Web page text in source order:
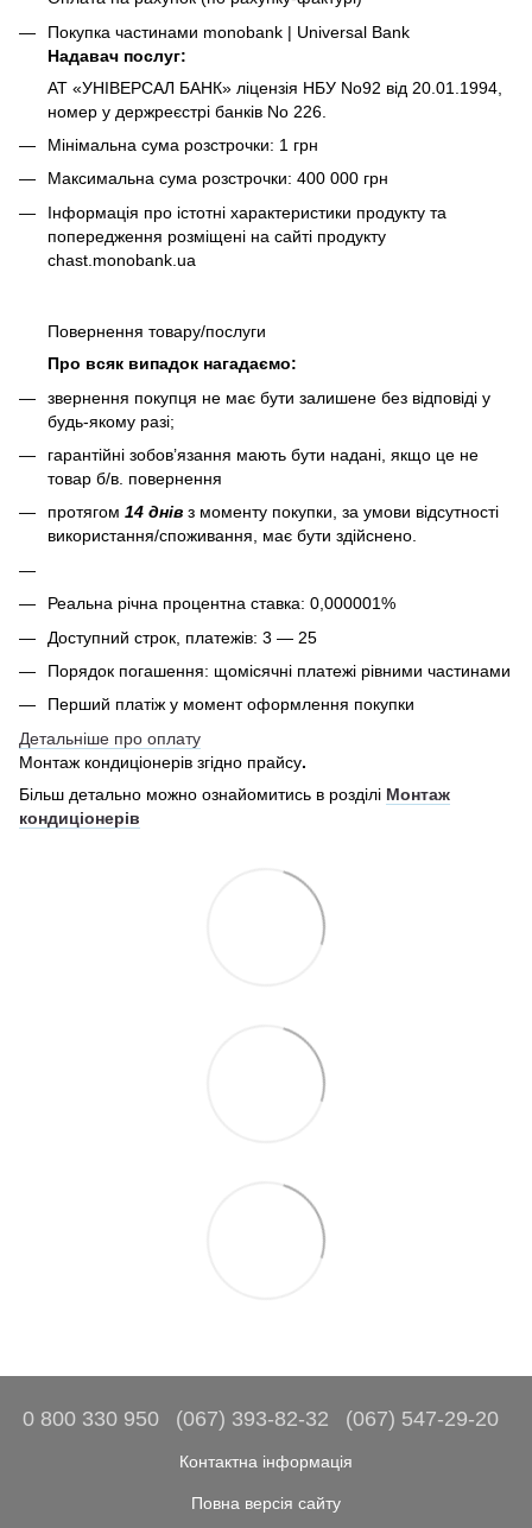
Покупка частинами monobank | Universal Bank
Надавач послуг:
АТ «УНІВЕРСАЛ БАНК» ліцензія НБУ No92 від 20.01.1994,
номер у держреєстрі банків No 226.
Мінімальна сума розстрочки: 1 грн
Максимальна сума розстрочки: 400 000 грн
Інформація про істотні характеристики продукту та
попередження розміщені на сайті продукту
chast.monobank.ua
Повернення товару/послуги
Про всяк випадок нагадаємо:
звернення покупця не має бути залишене без відповіді у
будь-якому разі;
гарантійні зобов’язання мають бути надані, якщо це не
товар б/в. повернення
протягом 14 днів з моменту покупки, за умови відсутності
використання/споживання, має бути здійснено.
Реальна річна процентна ставка: 0,000001%
Доступний строк, платежів: 3 — 25
Порядок погашення: щомісячні платежі рівними частинами
Перший платіж у момент оформлення покупки
Детальніше про оплату
Монтаж кондиціонерів згідно прайсу.
Більш детально можно ознайомитись в розділі Монтаж
кондиціонерів
0 800 330 950 (067) 393-82-32 (067) 547-29-20
Контактна інформація
Повна версія сайту